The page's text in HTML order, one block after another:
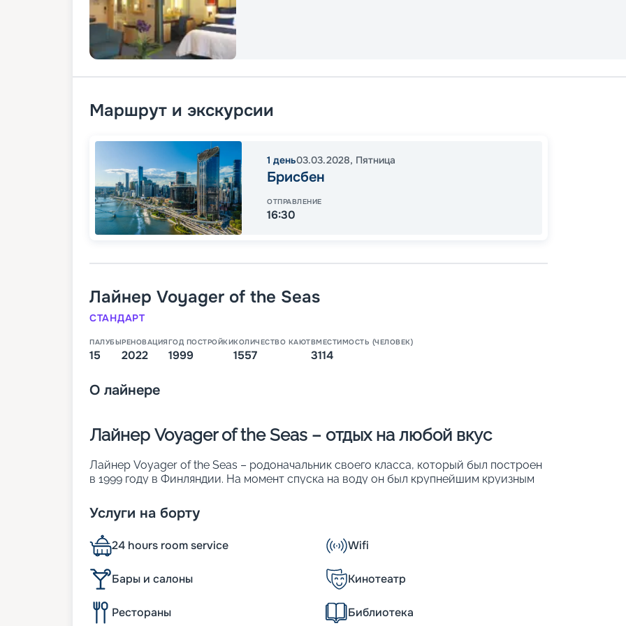
Маршрут и экскурсии
1 день03.03.2028, Пятница
Брисбен
ОТПРАВЛЕНИЕ
16:30
Лайнер Voyager of the Seas
СТАНДАРТ
ПАЛУБЫ
15
РЕНОВАЦИЯ
2022
ГОД ПОСТРОЙКИ
1999
КОЛИЧЕСТВО КАЮТ
1557
ВМЕСТИМОСТЬ (ЧЕЛОВЕК)
3114
О лайнере
Лайнер Voyager of the Seas – отдых на любой вкус
Лайнер Voyager of the Seas – родоначальник своего класса, который был построен
в 1999 году в Финляндии. На момент спуска на воду он был крупнейшим круизным
протяженностью 3/4 длины судна. Чтобы поддерживать его надежность и
привлекательность для отдыхающих, в 2018 и 2022 году проводились модернизации.
Особенности лайнера:
• ширина – 48 м;
• водоизмещение – более 137 тыс. т;
• вместительность 3 114 человек. Для их размещения предлагаются 1 557 кают
разных категорий.
Также на борту имеется казино с 16 игорными столами и 274 автоматами, 4
Услуги на борту
24 hours room service Wifi
Бары и салоны Кинотеатр
Рестораны Библиотека